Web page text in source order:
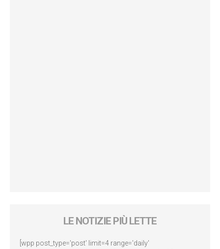
LE NOTIZIE PIÙ LETTE
[wpp post_type='post' limit=4 range='daily'